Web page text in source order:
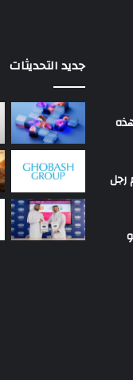
رجل
جديد التحديثات